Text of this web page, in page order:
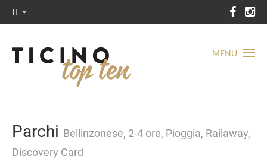
MENU
IT
Parchi Bellinzonese, 2-4 ore, Pioggia, Railaway,
Discovery Card